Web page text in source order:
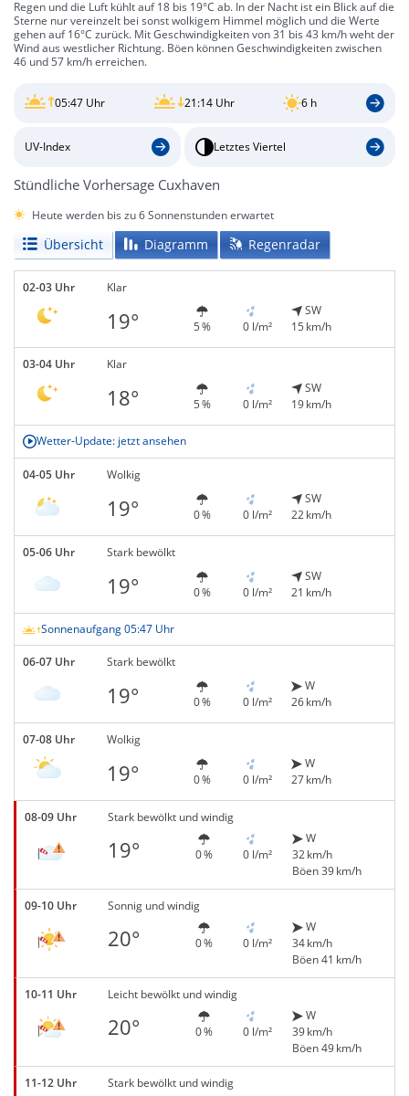
Regen und die Luft kühlt auf 18 bis 19°C ab. In der Nacht ist ein Blick auf die
Sterne nur vereinzelt bei sonst wolkigem Himmel möglich und die Werte
gehen auf 16°C zurück. Mit Geschwindigkeiten von 31 bis 43 km/h weht der
Wind aus westlicher Richtung. Böen können Geschwindigkeiten zwischen
46 und 57 km/h erreichen.
05:47 Uhr 21:14 Uhr 6 h
UV-Index Letztes Viertel
Stündliche Vorhersage Cuxhaven
Heute werden bis zu 6 Sonnenstunden erwartet
Übersicht Diagramm Regenradar
02-03 Uhr Klar
19° 5 % 0 l/m²
SW
15 km/h
03-04 Uhr Klar
18° 5 % 0 l/m²
SW
19 km/h
Wetter-Update: jetzt ansehen
04-05 Uhr Wolkig
19° 0 % 0 l/m²
SW
22 km/h
05-06 Uhr Stark bewölkt
19° 0 % 0 l/m²
SW
21 km/h
Sonnenaufgang 05:47 Uhr
06-07 Uhr Stark bewölkt
19° 0 % 0 l/m²
W
26 km/h
07-08 Uhr Wolkig
19° 0 % 0 l/m²
W
27 km/h
08-09 Uhr Stark bewölkt und windig
19° 0 % 0 l/m²
W
32 km/h
Böen 39 km/h
09-10 Uhr Sonnig und windig
20° 0 % 0 l/m²
W
34 km/h
Böen 41 km/h
10-11 Uhr Leicht bewölkt und windig
20° 0 % 0 l/m²
W
39 km/h
Böen 49 km/h
11-12 Uhr
Stark bewölkt und windig